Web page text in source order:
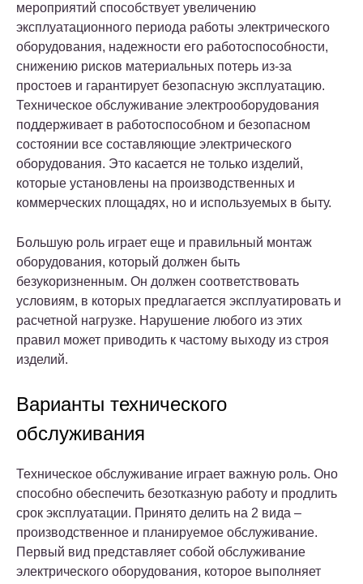
мероприятий способствует увеличению
эксплуатационного периода работы электрического
оборудования, надежности его работоспособности,
снижению рисков материальных потерь из-за
простоев и гарантирует безопасную эксплуатацию.
Техническое обслуживание электрооборудования
поддерживает в работоспособном и безопасном
состоянии все составляющие электрического
оборудования. Это касается не только изделий,
которые установлены на производственных и
коммерческих площадях, но и используемых в быту.
Большую роль играет еще и правильный монтаж
оборудования, который должен быть
безукоризненным. Он должен соответствовать
условиям, в которых предлагается эксплуатировать и
расчетной нагрузке. Нарушение любого из этих
правил может приводить к частому выходу из строя
изделий.
Варианты технического
обслуживания
Техническое обслуживание играет важную роль. Оно
способно обеспечить безотказную работу и продлить
срок эксплуатации. Принято делить на 2 вида –
производственное и планируемое обслуживание.
Первый вид представляет собой обслуживание
электрического оборудования, которое выполняет